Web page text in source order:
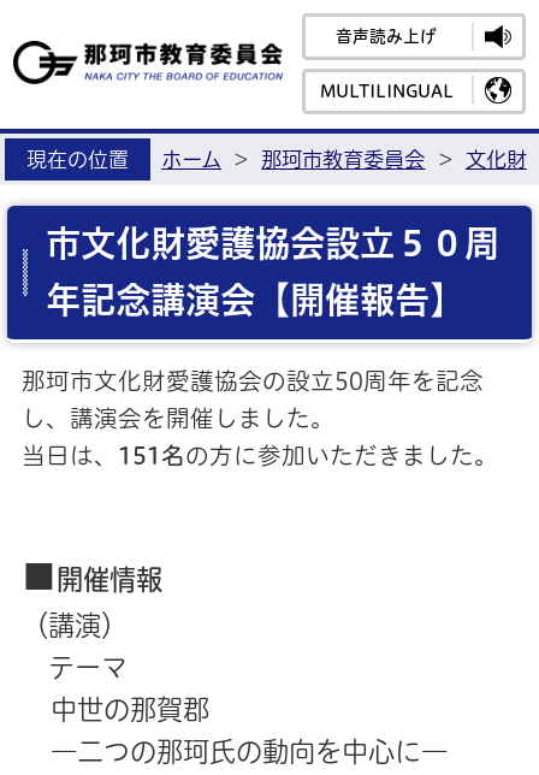
那珂市教
音声読み上げ
MULTILINGUAL
現在の位置 ホーム > 那珂市教育委員会 > 文化財
市文化財愛護協会設立５０周
年記念講演会【開催報告】
那珂市文化財愛護協会の設立50周年を記念
し、講演会を開催しました。
当日は、 151名の方に参加いただきました。
開催情報
（講演）
テーマ
中世の那賀郡
―二つの那珂氏の動向を中心に―